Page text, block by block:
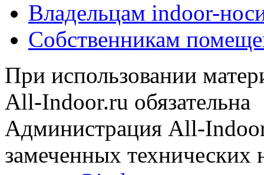
Владельцам indoor-
Собственникам
При использовании
All-Indoor.ru обязательна
Администрация All-
замеченных технических